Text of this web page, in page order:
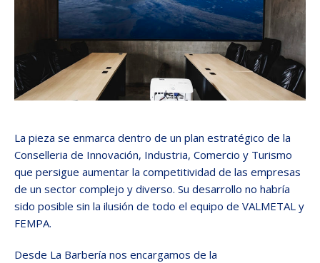
La pieza se enmarca dentro de un plan estratégico de la
Conselleria de Innovación, Industria, Comercio y Turismo
que persigue aumentar la competitividad de las empresas
de un sector complejo y diverso. Su desarrollo no habría
sido posible sin la ilusión de todo el equipo de VALMETAL y
FEMPA.
Desde La Barbería nos encargamos de la